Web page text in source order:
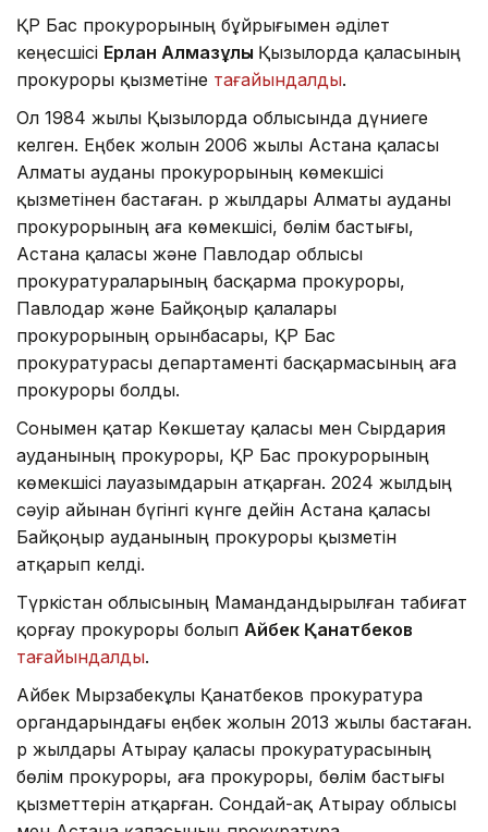
ҚР Бас прокурорының бұйрығымен әділет
кеңесшісі Ерлан Алмазұлы Қызылорда қаласының
прокуроры қызметіне тағайындалды.
Ол 1984 жылы Қызылорда облысында дүниеге
келген. Еңбек жолын 2006 жылы Астана қаласы
Алматы ауданы прокурорының көмекшісі
қызметінен бастаған. Әр жылдары Алматы ауданы
прокурорының аға көмекшісі, бөлім бастығы,
Астана қаласы және Павлодар облысы
прокуратураларының басқарма прокуроры,
Павлодар және Байқоңыр қалалары
прокурорының орынбасары, ҚР Бас
прокуратурасы департаменті басқармасының аға
прокуроры болды.
Сонымен қатар Көкшетау қаласы мен Сырдария
ауданының прокуроры, ҚР Бас прокурорының
көмекшісі лауазымдарын атқарған. 2024 жылдың
сәуір айынан бүгінгі күнге дейін Астана қаласы
Байқоңыр ауданының прокуроры қызметін
атқарып келді.
Түркістан облысының Мамандандырылған табиғат
қорғау прокуроры болып Айбек Қанатбеков
тағайындалды.
Айбек Мырзабекұлы Қанатбеков прокуратура
органдарындағы еңбек жолын 2013 жылы бастаған.
Әр жылдары Атырау қаласы прокуратурасының
бөлім прокуроры, аға прокуроры, бөлім бастығы
қызметтерін атқарған. Сондай-ақ Атырау облысы